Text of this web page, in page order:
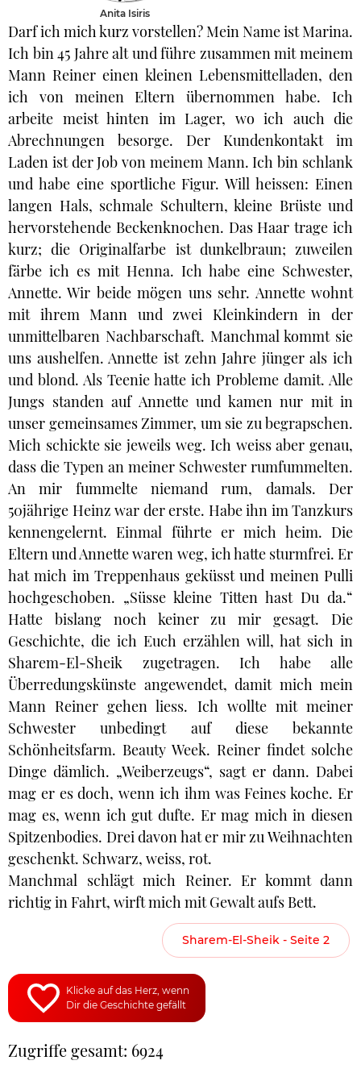
Anita Isiris
Darf ich mich kurz vorstellen? Mein Name ist Marina.
Ich bin 45 Jahre alt und führe zusammen mit meinem
Mann Reiner einen kleinen Lebensmittelladen, den
ich von meinen Eltern übernommen habe. Ich
arbeite meist hinten im Lager, wo ich auch die
Abrechnungen besorge. Der Kundenkontakt im
Laden ist der Job von meinem Mann. Ich bin schlank
und habe eine sportliche Figur. Will heissen: Einen
langen Hals, schmale Schultern, kleine Brüste und
hervorstehende Beckenknochen. Das Haar trage ich
kurz; die Originalfarbe ist dunkelbraun; zuweilen
färbe ich es mit Henna. Ich habe eine Schwester,
Annette. Wir beide mögen uns sehr. Annette wohnt
mit ihrem Mann und zwei Kleinkindern in der
unmittelbaren Nachbarschaft. Manchmal kommt sie
uns aushelfen. Annette ist zehn Jahre jünger als ich
und blond. Als Teenie hatte ich Probleme damit. Alle
Jungs standen auf Annette und kamen nur mit in
unser gemeinsames Zimmer, um sie zu begrapschen.
Mich schickte sie jeweils weg. Ich weiss aber genau,
dass die Typen an meiner Schwester rumfummelten.
An mir fummelte niemand rum, damals. Der
50jährige Heinz war der erste. Habe ihn im Tanzkurs
kennengelernt. Einmal führte er mich heim. Die
Eltern und Annette waren weg, ich hatte sturmfrei. Er
hat mich im Treppenhaus geküsst und meinen Pulli
hochgeschoben. „Süsse kleine Titten hast Du da.“
Hatte bislang noch keiner zu mir gesagt. Die
Geschichte, die ich Euch erzählen will, hat sich in
Sharem-El-Sheik zugetragen. Ich habe alle
Überredungskünste angewendet, damit mich mein
Mann Reiner gehen liess. Ich wollte mit meiner
Schwester unbedingt auf diese bekannte
Schönheitsfarm. Beauty Week. Reiner findet solche
Dinge dämlich. „Weiberzeugs“, sagt er dann. Dabei
mag er es doch, wenn ich ihm was Feines koche. Er
mag es, wenn ich gut dufte. Er mag mich in diesen
Spitzenbodies. Drei davon hat er mir zu Weihnachten
geschenkt. Schwarz, weiss, rot.
Manchmal schlägt mich Reiner. Er kommt dann
richtig in Fahrt, wirft mich mit Gewalt aufs Bett.
Sharem-El-Sheik - Seite 2
Klicke auf das Herz, wenn
Dir die Geschichte gefällt
Zugriffe gesamt: 6924